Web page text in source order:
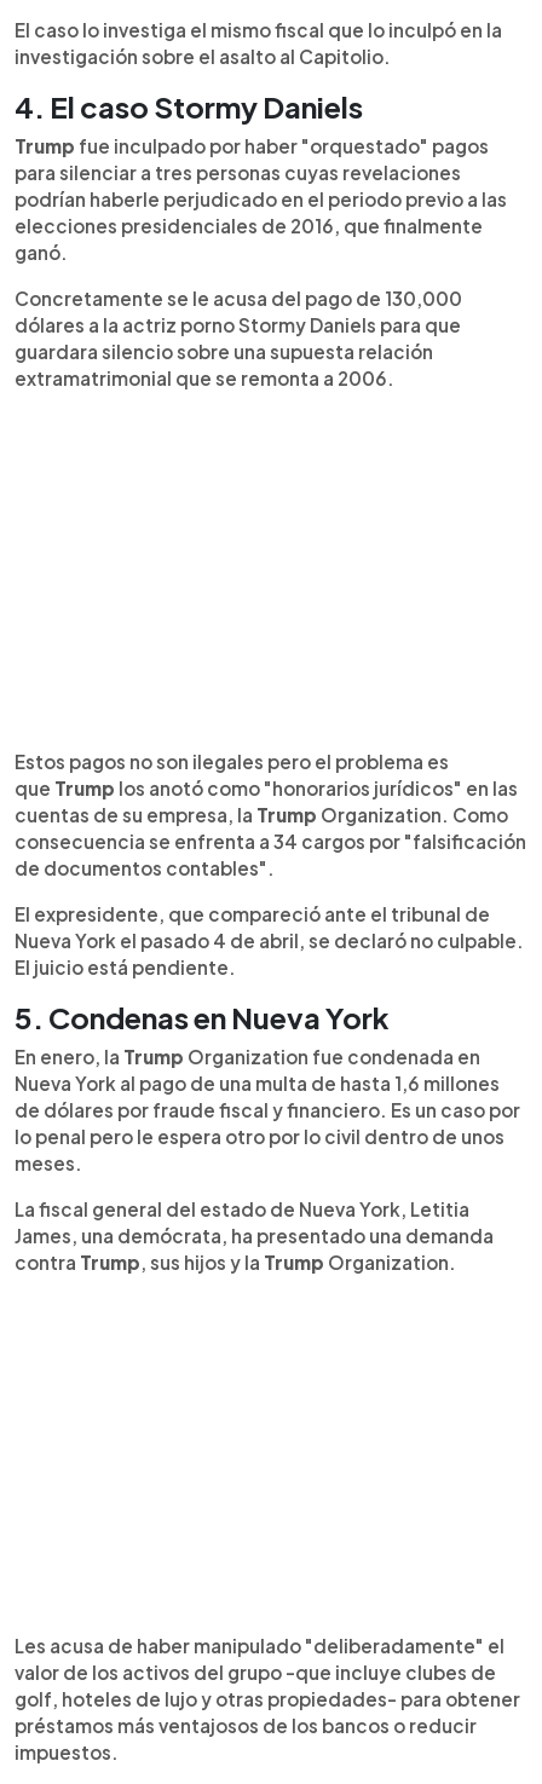
El caso lo investiga el mismo fiscal que lo inculpó en la
investigación sobre el asalto al Capitolio.
4. El caso Stormy Daniels
Trump fue inculpado por haber "orquestado" pagos
para silenciar a tres personas cuyas revelaciones
podrían haberle perjudicado en el periodo previo a las
elecciones presidenciales de 2016, que finalmente
ganó.
Concretamente se le acusa del pago de 130,000
dólares a la actriz porno Stormy Daniels para que
guardara silencio sobre una supuesta relación
extramatrimonial que se remonta a 2006.
Estos pagos no son ilegales pero el problema es
que Trump los anotó como "honorarios jurídicos" en las
cuentas de su empresa, la Trump Organization. Como
consecuencia se enfrenta a 34 cargos por "falsificación
de documentos contables".
El expresidente, que compareció ante el tribunal de
Nueva York el pasado 4 de abril, se declaró no culpable.
El juicio está pendiente.
5. Condenas en Nueva York
En enero, la Trump Organization fue condenada en
Nueva York al pago de una multa de hasta 1,6 millones
de dólares por fraude fiscal y financiero. Es un caso por
lo penal pero le espera otro por lo civil dentro de unos
meses.
La fiscal general del estado de Nueva York, Letitia
James, una demócrata, ha presentado una demanda
contra Trump, sus hijos y la Trump Organization.
Les acusa de haber manipulado "deliberadamente" el
valor de los activos del grupo -que incluye clubes de
golf, hoteles de lujo y otras propiedades- para obtener
préstamos más ventajosos de los bancos o reducir
impuestos.